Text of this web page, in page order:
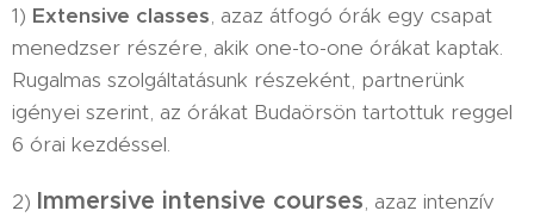
1) Extensive classes, azaz átfogó órák egy csapat
menedzser részére, akik one-to-one órákat kaptak.
Rugalmas szolgáltatásunk részeként, partnerünk
igényei szerint, az órákat Budaörsön tartottuk reggel
6 órai kezdéssel.
2) Immersive intensive courses, azaz intenzív